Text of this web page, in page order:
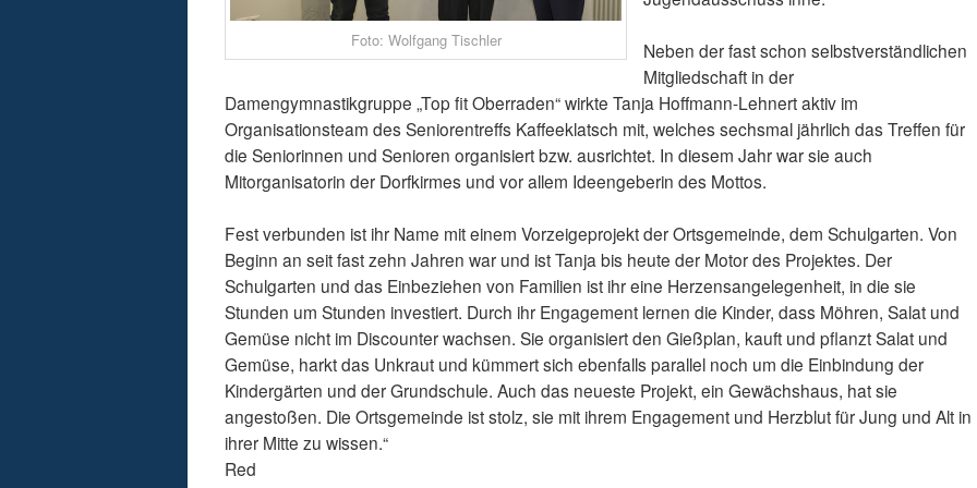
Foto: Wolfgang Tischler
Neben der fast schon selbstverständlichen
Mitgliedschaft in der
Damengymnastikgruppe „Top fit Oberraden“ wirkte Tanja Hoffmann-Lehnert aktiv im
Organisationsteam des Seniorentreffs Kaffeeklatsch mit, welches sechsmal jährlich das Treffen für
die Seniorinnen und Senioren organisiert bzw. ausrichtet. In diesem Jahr war sie auch
Mitorganisatorin der Dorfkirmes und vor allem Ideengeberin des Mottos.
Fest verbunden ist ihr Name mit einem Vorzeigeprojekt der Ortsgemeinde, dem Schulgarten. Von
Beginn an seit fast zehn Jahren war und ist Tanja bis heute der Motor des Projektes. Der
Schulgarten und das Einbeziehen von Familien ist ihr eine Herzensangelegenheit, in die sie
Stunden um Stunden investiert. Durch ihr Engagement lernen die Kinder, dass Möhren, Salat und
Gemüse nicht im Discounter wachsen. Sie organisiert den Gießplan, kauft und pflanzt Salat und
Gemüse, harkt das Unkraut und kümmert sich ebenfalls parallel noch um die Einbindung der
Kindergärten und der Grundschule. Auch das neueste Projekt, ein Gewächshaus, hat sie
angestoßen. Die Ortsgemeinde ist stolz, sie mit ihrem Engagement und Herzblut für Jung und Alt in
ihrer Mitte zu wissen.“
Red